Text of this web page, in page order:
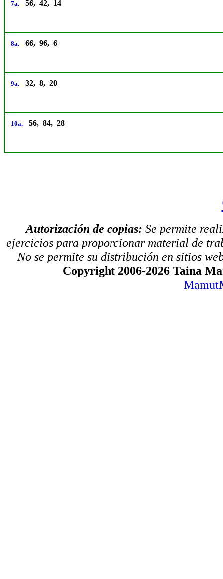
7a. 56, 42, 14
8a. 66, 96, 6
9a. 32, 8, 20
10a. 56, 84, 28
Autorización de copias: Se permite
ejercicios para proporcionar material de
No se permite su distribución en sitios
Copyright 2006-2026 Taina